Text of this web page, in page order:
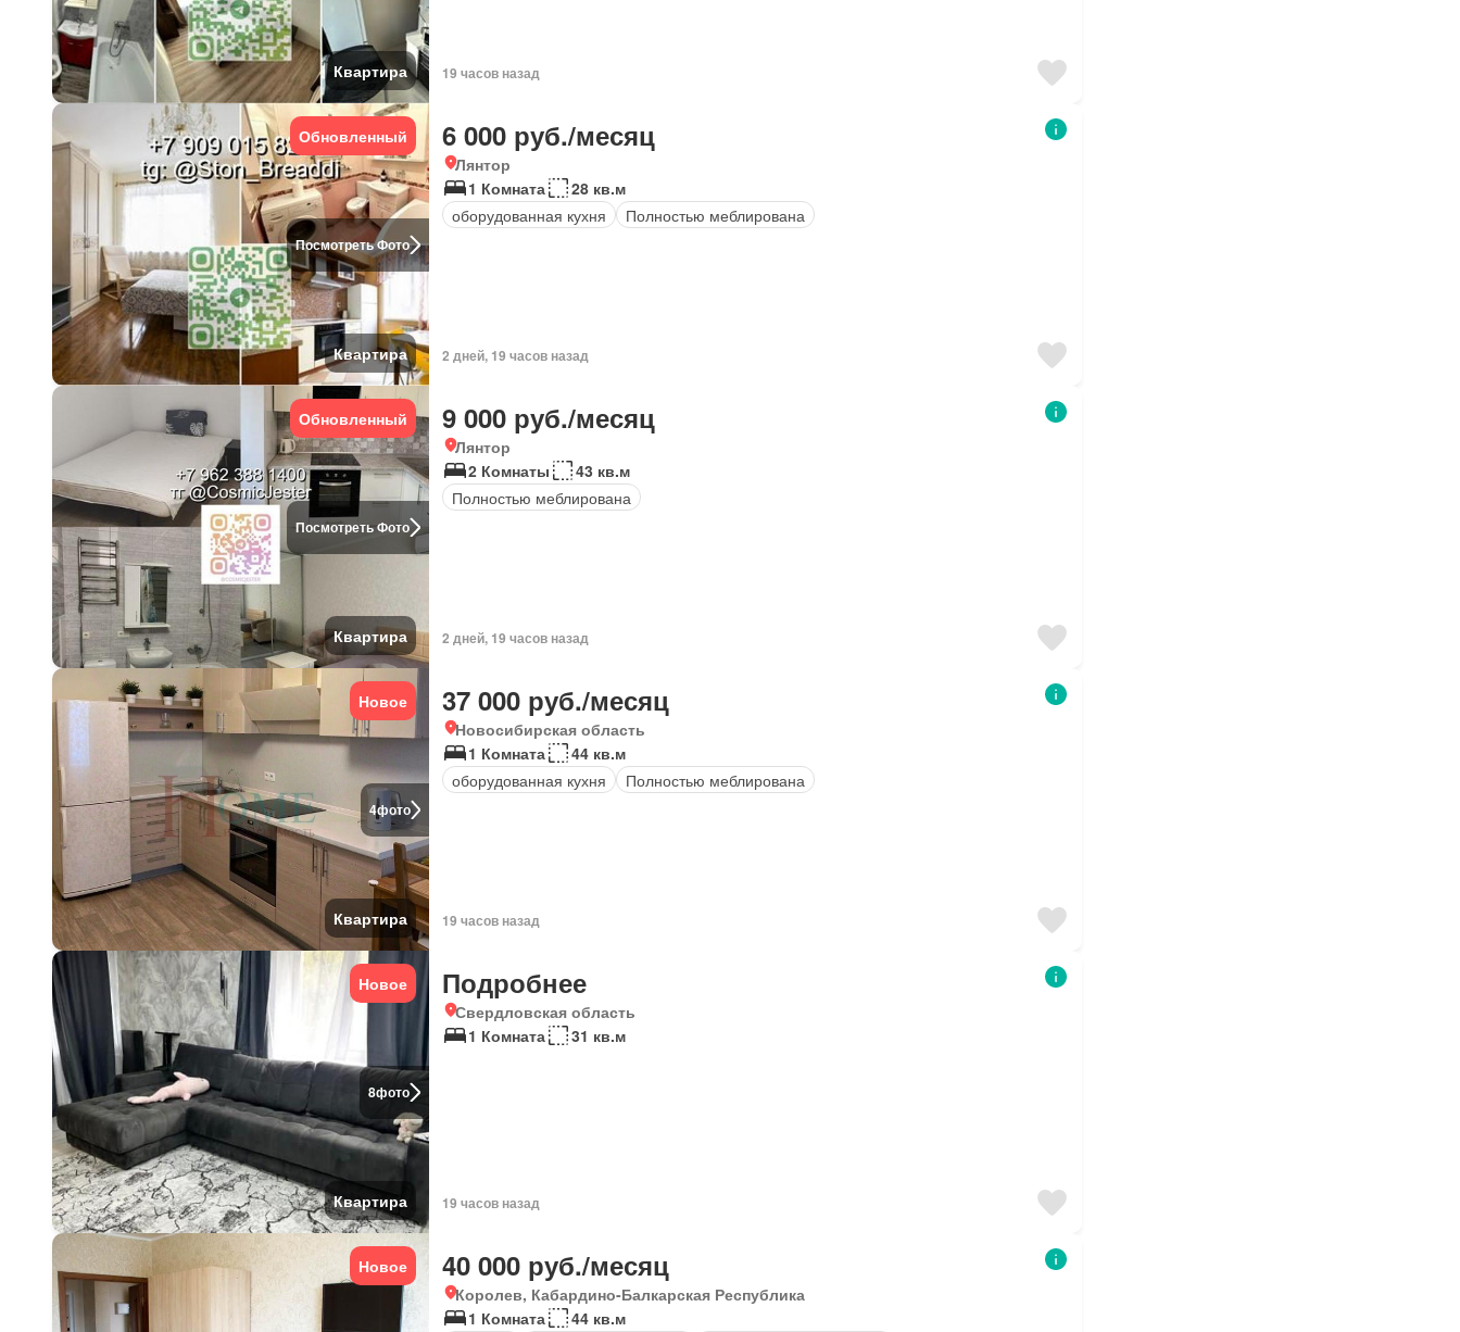
Квартира 19 часов назад
Посмотреть Фото
Обновленный
Квартира
6 000 руб./месяц
Лянтор
1 Комната
28 кв.м
оборудованная кухня
Полностью меблирована
2 дней, 19 часов назад
Посмотреть Фото
Обновленный
Квартира
9 000 руб./месяц
Лянтор
2 Комнаты
43 кв.м
Полностью меблирована
2 дней, 19 часов назад
4фото
Новое
Квартира
37 000 руб./месяц
Новосибирская область
1 Комната
44 кв.м
оборудованная кухня
Полностью меблирована
19 часов назад
8фото
Новое
Квартира
Подробнее
Свердловская область
1 Комната
31 кв.м
19 часов назад
Новое 40 000 руб./месяц
Королев, Кабардино-Балкарская Республика
1 Комната
44 кв.м